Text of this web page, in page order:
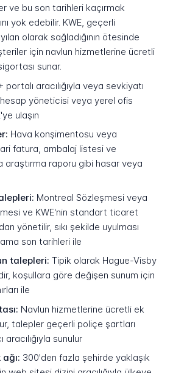
ve bu son tarihleri kaçırmak
yok edebilir. KWE, geçerli
olarak sağladığının ötesinde
için navlun hizmetlerine ücretli
sunar.
portalı aracılığıyla veya sevkiyatı
yöneticisi veya yerel ofis
ulaşın
Hava konşimentosu veya
fatura, ambalaj listesi ve
raporu gibi hasar veya
Montreal Sözleşmesi veya
ve KWE'nin standart ticaret
yönetilir, sıkı şekilde uyulması
son tarihleri ile
talepleri: Tipik olarak Hague-Visby
koşullara göre değişen sunum için
ile
Navlun hizmetlerine ücretli ek
talepler geçerli poliçe şartları
sunulur
300'den fazla şehirde yaklaşık